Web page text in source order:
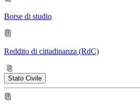
Borse di studio
Reddito di cittadinanza (RdC)
Stato Civile